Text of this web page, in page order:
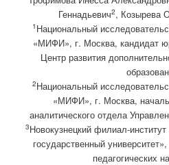
Геннадьевич2, Козырева
1 Национальный
«МИФИ», г. Москва, кандидат
Центр развития
2Национальный
«МИФИ», г. Москва,
аналитического отдела
3Новокузнецкий филиал-
государственный
педагогических